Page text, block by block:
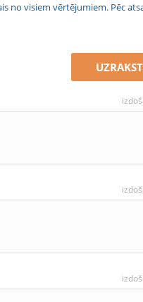
no visiem vērtējumiem. Pēc